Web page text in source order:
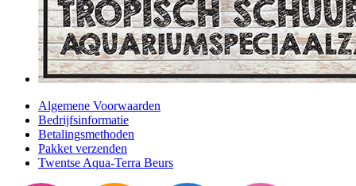
Algemene Voorwaarden
Bedrijfsinformatie
Betalingsmethoden
Pakket verzenden
Twentse Aqua-Terra Beurs